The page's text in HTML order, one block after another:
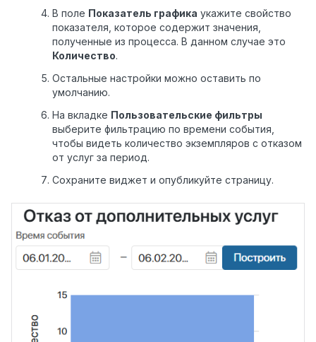
В поле Показатель графика укажите свойство
показателя, которое содержит значения,
полученные из процесса. В данном случае это
Количество.
Остальные настройки можно оставить по
умолчанию.
На вкладке Пользовательские фильтры
выберите фильтрацию по времени события,
чтобы видеть количество экземпляров с отказом
от услуг за период.
Сохраните виджет и опубликуйте страницу.